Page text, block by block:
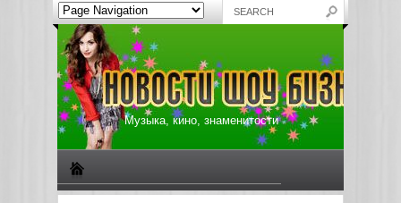
Музыка, кино, знаменитости